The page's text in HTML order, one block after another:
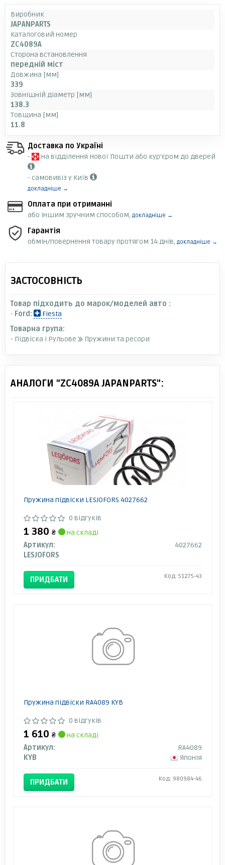
Виробник
JAPANPARTS
Каталоговий номер
ZC4089A
Сторона встановлення
передній міст
Довжина [мм]
339
Зовнішній діаметр [мм]
138.3
Товщина [мм]
11.8
Доставка по Україні
-
на відділення Нової Пошти або кур'єром до дверей
- самовивіз у Київ
докладніше →
Оплата при отриманні
або іншим зручним способом, докладніше →
Гарантія
обмін/повернення товару протягом 14 днів, докладніше →
ЗАСТОСОВНІСТЬ
Товар підходить до марок/моделей авто :
- Ford:
Fiesta
Товарна група:
- Підвіска і Рульове
Пружини та ресори
АНАЛОГИ "ZC4089A JAPANPARTS":
Пружина підвіски LESJOFORS 4027662
0 відгуків
1 380 ₴
на складі
Артикул:
4027662
LESJOFORS
ПРИДБАТИ Код: 51275-43
Пружина підвіски RA4089 KYB
0 відгуків
1 610 ₴
на складі
Артикул:
RA4089
KYB
Японія
ПРИДБАТИ Код: 980984-46